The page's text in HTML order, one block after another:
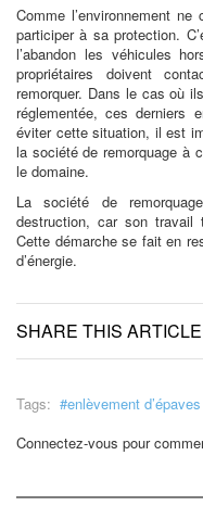
Comme l’environnement
participer à sa protection.
l’abandon les véhicules
propriétaires doivent
remorquer. Dans le cas où
réglementée, ces derniers
éviter cette situation, il est
la société de remorquage à
le domaine.
La société de
destruction, car son
Cette démarche se fait en
d’énergie.
SHARE THIS ARTICLE
Tags: enlèvement
Connectez-vous pour